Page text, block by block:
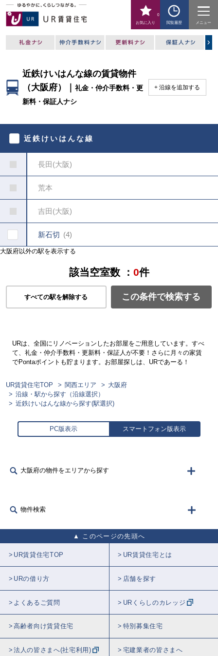
お気に入り
0
閲覧履歴
メニュー
近鉄けいはんな線の賃貸物件
（大阪府）｜礼金・仲介手数料・更
新料・保証人ナシ
沿線を追加する
く
近鉄けいはんな線
長田(大阪)
荒本
吉田(大阪)
新石切 4
大阪府以外の駅を表示する
該当空室数 ： 0件
すべての駅を解除する この条件で検索する
URは、全国にリノベーションしたお部屋をご用意しています。すべ
て、礼金・仲介手数料・更新料・保証人が不要！さらに月々の家賃
でPontaポイントも貯まります。お部屋探しは、URであーる！
UR賃貸住宅TOP 関西エリア
大阪府
沿線・駅から探す（沿線選択）
近鉄けいはんな線から探す(駅選択)
PC版表示 スマートフォン版表示
大阪府の物件をエリアから探す
物件検索
このページの先頭へ
UR賃貸住宅TOP UR賃貸住宅とは
URの借り方 店舗を探す
よくあるご質問 URくらしのカレッジ
高齢者向け賃貸住宅 特別募集住宅
法人の皆さまへ(社宅利用) 宅建業者の皆さまへ